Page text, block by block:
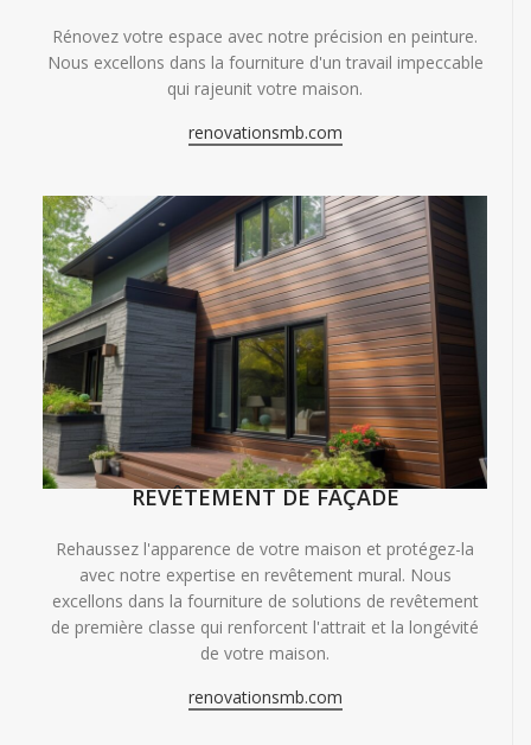
Rénovez votre espace avec notre précision en peinture.
Nous excellons dans la fourniture d'un travail impeccable
qui rajeunit votre maison.
renovationsmb.com
REVÊTEMENT DE FAÇADE
Rehaussez l'apparence de votre maison et protégez-la
avec notre expertise en revêtement mural. Nous
excellons dans la fourniture de solutions de revêtement
de première classe qui renforcent l'attrait et la longévité
de votre maison.
renovationsmb.com